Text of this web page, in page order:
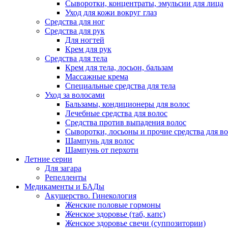
Сыворотки, концентраты, эмульсии для лица
Уход для кожи вокруг глаз
Средства для ног
Средства для рук
Для ногтей
Крем для рук
Средства для тела
Крем для тела, лосьон, бальзам
Массажные крема
Специальные средства для тела
Уход за волосами
Бальзамы, кондиционеры для волос
Лечебные средства для волос
Средства против выпадения волос
Сыворотки, лосьоны и прочие средства для
Шампунь для волос
Шампунь от перхоти
Летние серии
Для загара
Репелленты
Медикаменты и БАДы
Акушерство. Гинекология
Женские половые гормоны
Женское здоровье (таб, капс)
Женское здоровье свечи (суппозитории)